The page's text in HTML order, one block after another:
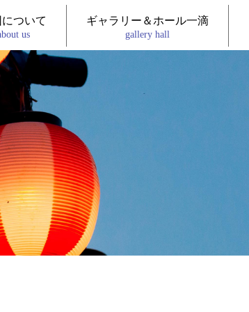
ついて
us
ギャラリー＆ホール一滴
gallery hall